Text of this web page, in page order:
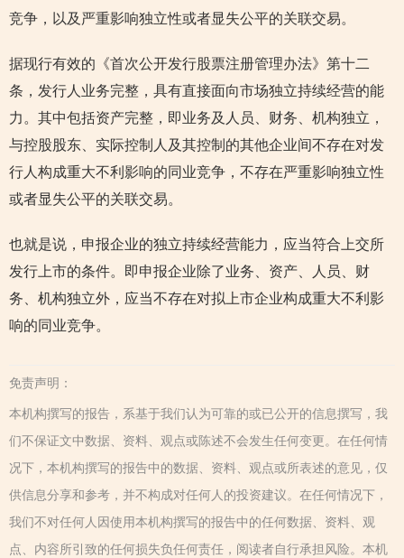
竞争，以及严重影响独立性或者显失公平的关联交易。
据现行有效的《首次公开发行股票注册管理办法》第十二
条，发行人业务完整，具有直接面向市场独立持续经营的能
力。其中包括资产完整，即业务及人员、财务、机构独立，
与控股股东、实际控制人及其控制的其他企业间不存在对发
行人构成重大不利影响的同业竞争，不存在严重影响独立性
或者显失公平的关联交易。
也就是说，申报企业的独立持续经营能力，应当符合上交所
发行上市的条件。即申报企业除了业务、资产、人员、财
务、机构独立外，应当不存在对拟上市企业构成重大不利影
响的同业竞争。
免责声明：
本机构撰写的报告，系基于我们认为可靠的或已公开的信息撰写，我
们不保证文中数据、资料、观点或陈述不会发生任何变更。在任何情
况下，本机构撰写的报告中的数据、资料、观点或所表述的意见，仅
供信息分享和参考，并不构成对任何人的投资建议。在任何情况下，
我们不对任何人因使用本机构撰写的报告中的任何数据、资料、观
点、内容所引致的任何损失负任何责任，阅读者自行承担风险。本机